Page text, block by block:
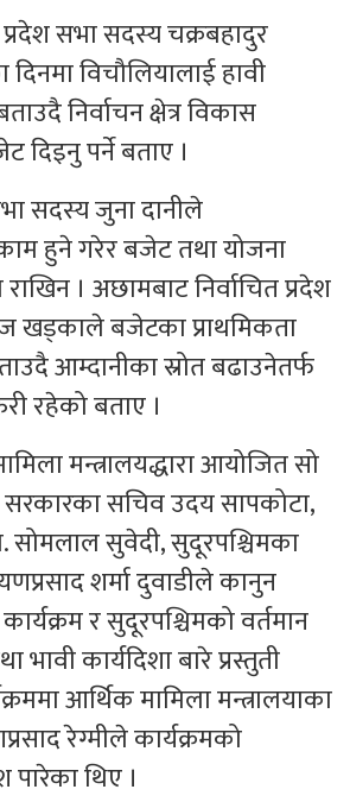
प्रदेश सभा सदस्य चक्रबहादुर
विचौलियालाई हावी
निर्वाचन क्षेत्र विकास
पर्ने बताए ।
सदस्य जुना दानीले
हुने गरेर बजेट तथा योजना
। अछामबाट निर्वाचित प्रदेश
खड्काले बजेटका प्राथमिकता
आम्दानीका स्रोत बढाउनेतर्फ
रहेको बताए ।
मन्त्रालयद्धारा आयोजित सो
सरकारका सचिव उदय सापकोटा,
सोमलाल सुवेदी, सुदूरपश्चिमका
शर्मा दुवाडीले कानुन
र सुदूरपश्चिमको वर्तमान
कार्यदिशा बारे प्रस्तुती
आर्थिक मामिला मन्त्रालयाका
रेग्मीले कार्यक्रमको
पारेका थिए ।